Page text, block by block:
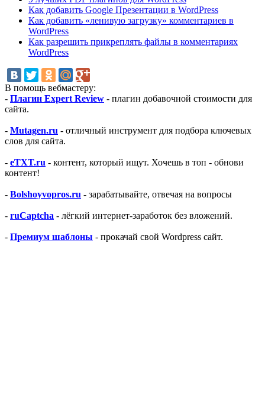
Как добавить Google Презентации в WordPress
Как добавить «ленивую загрузку» комментариев в
WordPress
Как разрешить прикреплять файлы в комментариях
WordPress
В помощь вебмастеру:
- Плагин Expert Review - плагин добавочной стоимости для
сайта.
- Mutagen.ru - отличный инструмент для подбора ключевых
слов для сайта.
- eTXT.ru - контент, который ищут. Хочешь в топ - обнови
контент!
- Bolshoyvopros.ru - зарабатывайте, отвечая на вопросы
- ruCaptcha - лёгкий интернет-заработок без вложений.
- Премиум шаблоны - прокачай свой Wordpress сайт.